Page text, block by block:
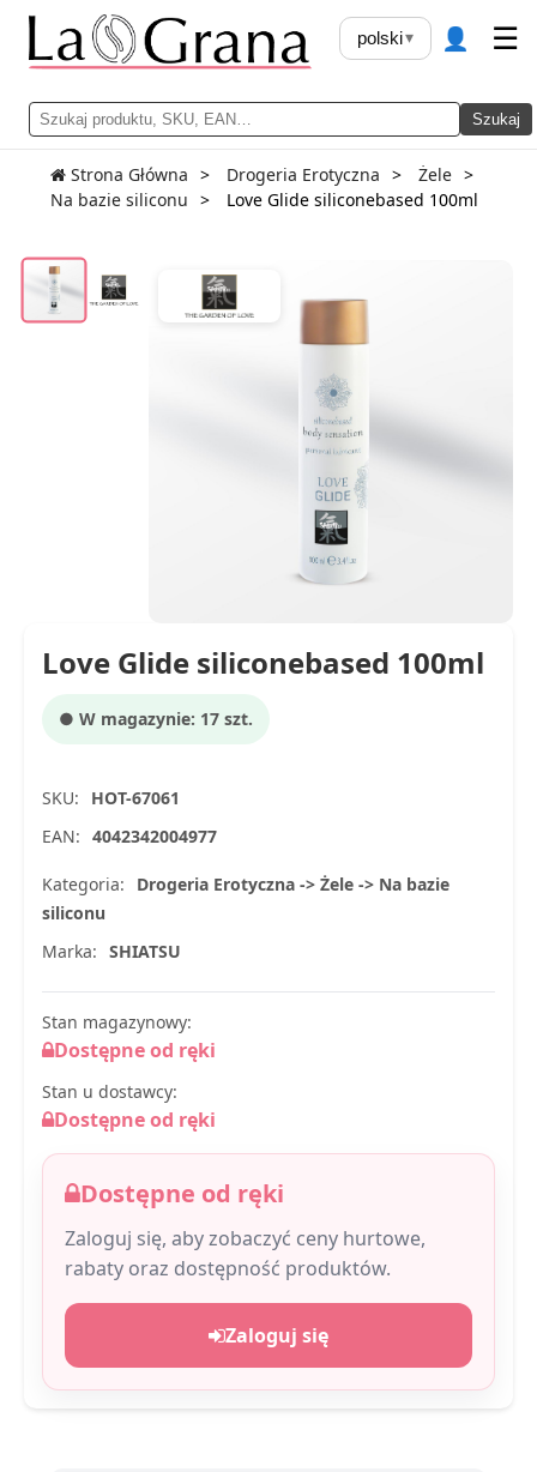
Szukaj
polski▾ 👤 ☰
Strona Główna Drogeria Erotyczna
Żele
Na bazie siliconu
Love Glide siliconebased 100ml
Love Glide siliconebased 100ml
● W magazynie: 17 szt.
SKU:
HOT-67061
EAN: 4042342004977
Kategoria:
Drogeria Erotyczna -> Żele -> Na bazie
siliconu
Marka: SHIATSU
Stan magazynowy:
Dostępne od ręki
Stan u dostawcy:
Dostępne od ręki
Dostępne od ręki
Zaloguj się, aby zobaczyć ceny hurtowe,
rabaty oraz dostępność produktów.
Zaloguj się